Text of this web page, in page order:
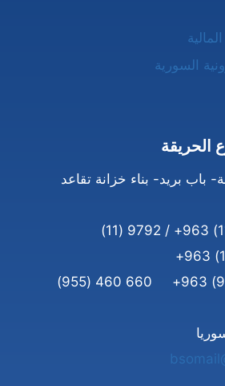
السورية
الحريقة
باب بريد- بناء خزانة تقاعد
660 460 (955)